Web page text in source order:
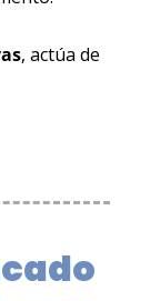
, actúa de